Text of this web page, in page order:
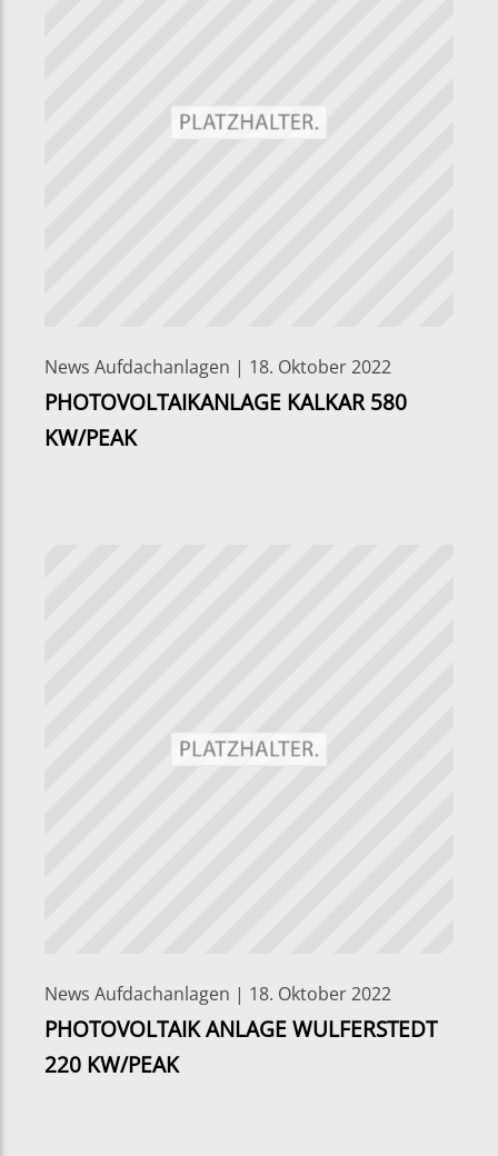
News Aufdachanlagen | 18. Oktober 2022
PHOTOVOLTAIKANLAGE KALKAR 580
KW/PEAK
News Aufdachanlagen | 18. Oktober 2022
PHOTOVOLTAIK ANLAGE WULFERSTEDT
220 KW/PEAK